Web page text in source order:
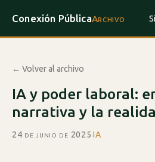
Conexión PúblicaArchivo
← Volver al archivo
IA y poder laboral:
narrativa y la
24 de junio de 2025·IA